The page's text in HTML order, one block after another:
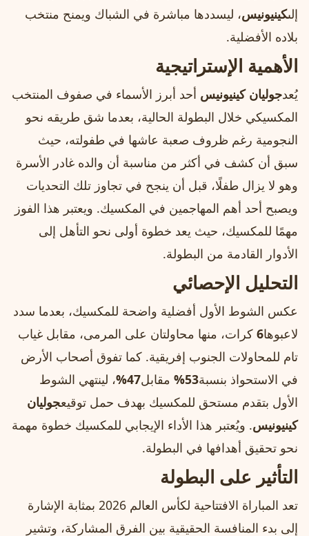
إلىكينيونيس، ليسددها مباشرة في الشباك ويمنح منتخب
بلاده الأفضلية.
الأهمية الإستراتيجية
يُعدجوليان كينيونيس أحد أبرز الأسماء في صفوف المنتخب
المكسيكي خلال البطولة الحالية، بعدما شق طريقه نحو
النجومية رغم ظروف صعبة عاشها في طفولته، حيث
سبق أن كشف في أكثر من مناسبة أن والده غادر الأسرة
وهو لا يزال طفلًا، قبل أن ينجح في تجاوز تلك التحديات
ويصبح أحد أهم المهاجمين في المكسيك. ويعتبر هذا الفوز
مهمًا للمكسيك، حيث يعد خطوة أولى نحو التأهل إلى
الأدوار القادمة من البطولة.
التحليل الإحصائي
عكس الشوط الأول أفضلية واضحة للمكسيك، بعدما سدد
لاعبوها6 كرات، منها محاولتان على المرمى، مقابل غياب
تام للمحاولات الجنوب إفريقية. كما تفوق أصحاب الأرض
في الاستحواذ بنسبة53% مقابل47%
، لينتهي الشوط
الأول بتقدم مستحق للمكسيك بهدف حمل توقيعجوليان
كينيونيس. ويُعتبر هذا الأداء الإيجابي للمكسيك خطوة مهمة
نحو تحقيق أهدافها في البطولة.
التأثير على البطولة
تعد المباراة الافتتاحية لكأس العالم 2026 بمثابة الإشارة
إلى بدء المنافسة الحقيقية بين الفرق المشاركة، وتشير